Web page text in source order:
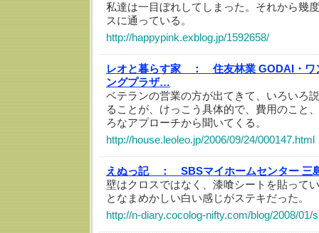
私達は一目ぼれしてしまった。それから幾
スに通っている。
http://happypink.exblog.jp/1592658/
レオと暮らす家 ：
住友林業 GODAI・
ングプラザ…
ベテランの営業の方が出てきて、いろいろ
ることが、けっこう具体的で、費用のこと
ろなアプローチから聞いてくる。
http://house.leoleo.jp/2006/09/24/000147.html
えぬっ記 ：
SBSマイホームセンター 三
壁はクロスではなく、漆喰シートを貼って
となまめかしい白い感じがステキだった。
http://n-diary.cocolog-nifty.com/blog/2008/01/